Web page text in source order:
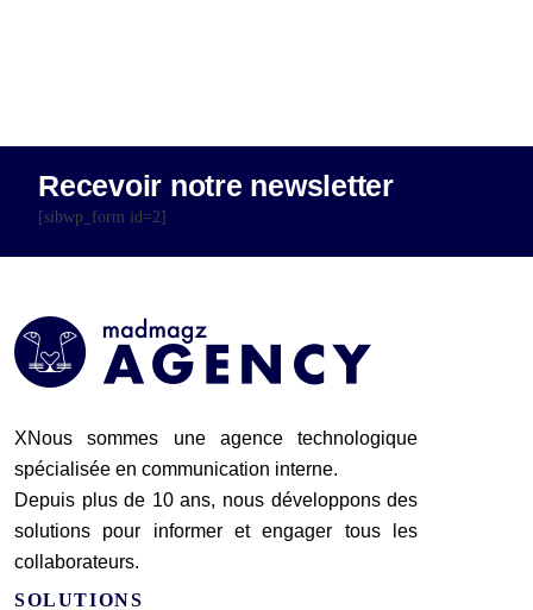
Recevoir notre newsletter
[sibwp_form id=2]
XNous sommes une agence technologique
spécialisée en communication interne.
Depuis plus de 10 ans, nous développons des
solutions pour informer et engager tous les
collaborateurs.
SOLUTIONS